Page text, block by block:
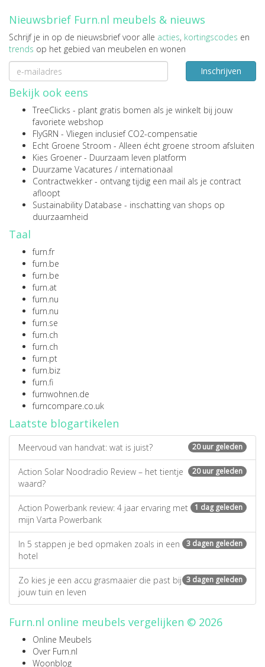
Nieuwsbrief Furn.nl meubels & nieuws
Schrijf je in op de nieuwsbrief voor alle acties, kortingscodes en
trends op het gebied van meubelen en wonen
Inschrijven
Bekijk ook eens
TreeClicks - plant gratis bomen als je winkelt bij jouw
favoriete webshop
FlyGRN - Vliegen inclusief CO2-compensatie
Echt Groene Stroom - Alleen écht groene stroom afsluiten
Kies Groener - Duurzaam leven platform
Duurzame Vacatures / internationaal
Contractwekker - ontvang tijdig een mail als je contract
afloopt
Sustainability Database - inschatting van shops op
duurzaamheid
Taal
furn.fr
furn.be
furn.be
furn.at
furn.nu
furn.nu
furn.se
furn.ch
furn.ch
furn.pt
furn.biz
furn.fi
furnwohnen.de
furncompare.co.uk
Laatste blogartikelen
20 uur geleden
Meervoud van handvat: wat is juist?
20 uur geleden
Action Solar Noodradio Review – het tientje
waard?
1 dag geleden
Action Powerbank review: 4 jaar ervaring met
mijn Varta Powerbank
3 dagen geleden
In 5 stappen je bed opmaken zoals in een
hotel
3 dagen geleden
Zo kies je een accu grasmaaier die past bij
jouw tuin en leven
Furn.nl online meubels vergelijken © 2026
Online Meubels
Over Furn.nl
Woonblog